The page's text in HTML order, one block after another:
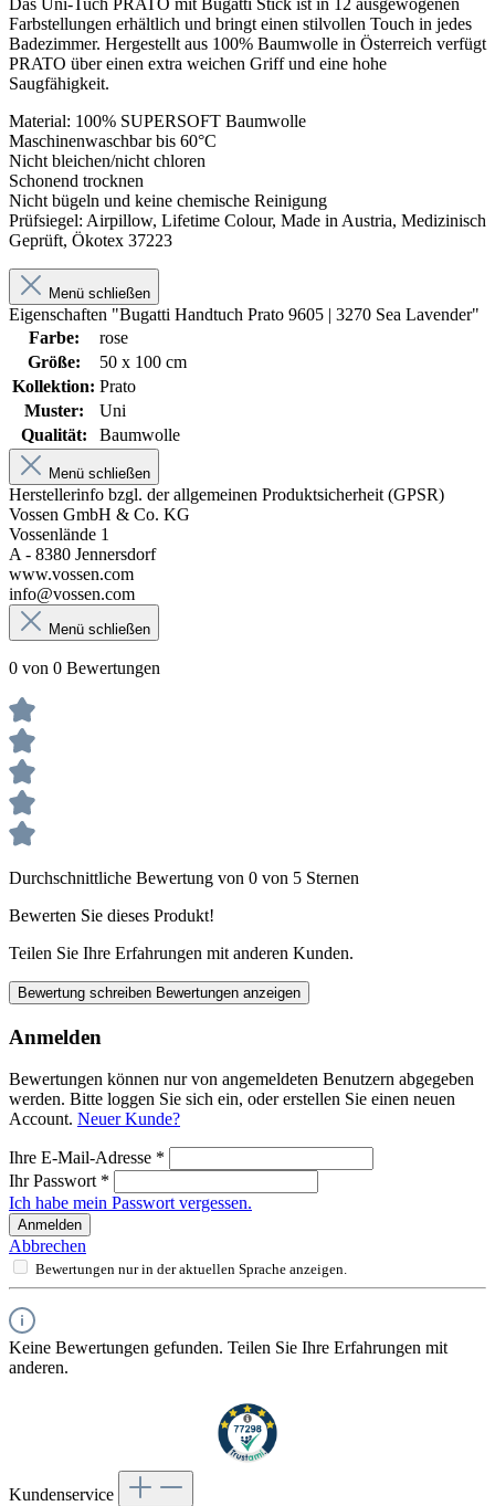
Das Uni-Tuch PRATO mit Bugatti Stick ist in 12 ausgewogenen
Farbstellungen erhältlich und bringt einen stilvollen Touch in jedes
Badezimmer. Hergestellt aus 100% Baumwolle in Österreich verfügt
PRATO über einen extra weichen Griff und eine hohe
Saugfähigkeit.
Material: 100% SUPERSOFT Baumwolle
Maschinenwaschbar bis 60°C
Nicht bleichen/nicht chloren
Schonend trocknen
Nicht bügeln und keine chemische Reinigung
Prüfsiegel: Airpillow, Lifetime Colour, Made in Austria, Medizinisch
Geprüft, Ökotex 37223
Menü schließen
Eigenschaften "Bugatti Handtuch Prato 9605 | 3270 Sea Lavender"
Farbe:
rose
Größe:
50 x 100 cm
Kollektion: Prato
Muster:
Uni
Qualität:
Baumwolle
Menü schließen
Herstellerinfo bzgl. der allgemeinen Produktsicherheit (GPSR)
Vossen GmbH & Co. KG
Vossenlände 1
A - 8380 Jennersdorf
www.vossen.com
info@vossen.com
Menü schließen
0 von 0 Bewertungen
Durchschnittliche Bewertung von 0 von 5 Sternen
Bewerten Sie dieses Produkt!
Teilen Sie Ihre Erfahrungen mit anderen Kunden.
Bewertung schreiben Bewertungen anzeigen
Anmelden
Bewertungen können nur von angemeldeten Benutzern abgegeben
werden. Bitte loggen Sie sich ein, oder erstellen Sie einen neuen
Account. Neuer Kunde?
Ihre E-Mail-Adresse *
Ihr Passwort *
Ich habe mein Passwort vergessen.
Anmelden
Abbrechen
Bewertungen nur in der aktuellen Sprache anzeigen.
Keine Bewertungen gefunden. Teilen Sie Ihre Erfahrungen mit
anderen.
Kundenservice